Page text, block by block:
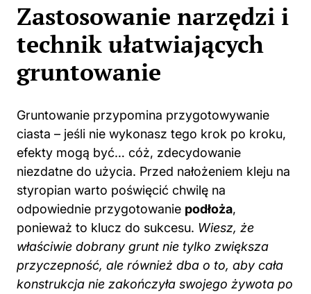
Zastosowanie narzędzi i
technik ułatwiających
gruntowanie
Gruntowanie przypomina przygotowywanie
ciasta – jeśli nie wykonasz tego krok po kroku,
efekty mogą być… cóż, zdecydowanie
niezdatne do użycia. Przed nałożeniem kleju na
styropian warto poświęcić chwilę na
odpowiednie przygotowanie podłoża,
ponieważ to klucz do sukcesu. Wiesz, że
właściwie dobrany grunt nie tylko zwiększa
przyczepność, ale również dba o to, aby cała
konstrukcja nie zakończyła swojego żywota po